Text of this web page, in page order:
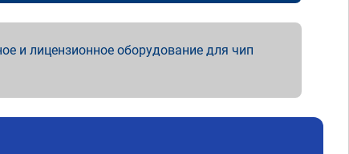
и лицензионное оборудование для чип